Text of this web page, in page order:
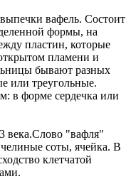
вафель. Состоит
формы, на
пластин, которые
пламени и
бывают разных
или треугольные.
в форме сердечка или
века.Слово "вафля"
соты, ячейка. В
клетчатой